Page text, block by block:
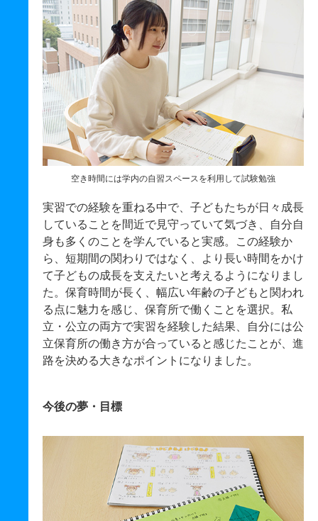
空き時間には学内の自習スペースを利用して試験勉強
実習での経験を重ねる中で、子どもたちが日々成長
していることを間近で見守っていて気づき、自分自
身も多くのことを学んでいると実感。この経験か
ら、短期間の関わりではなく、より長い時間をかけ
て子どもの成長を支えたいと考えるようになりまし
た。保育時間が長く、幅広い年齢の子どもと関われ
る点に魅力を感じ、保育所で働くことを選択。私
立・公立の両方で実習を経験した結果、自分には公
立保育所の働き方が合っていると感じたことが、進
路を決める大きなポイントになりました。
今後の夢・目標